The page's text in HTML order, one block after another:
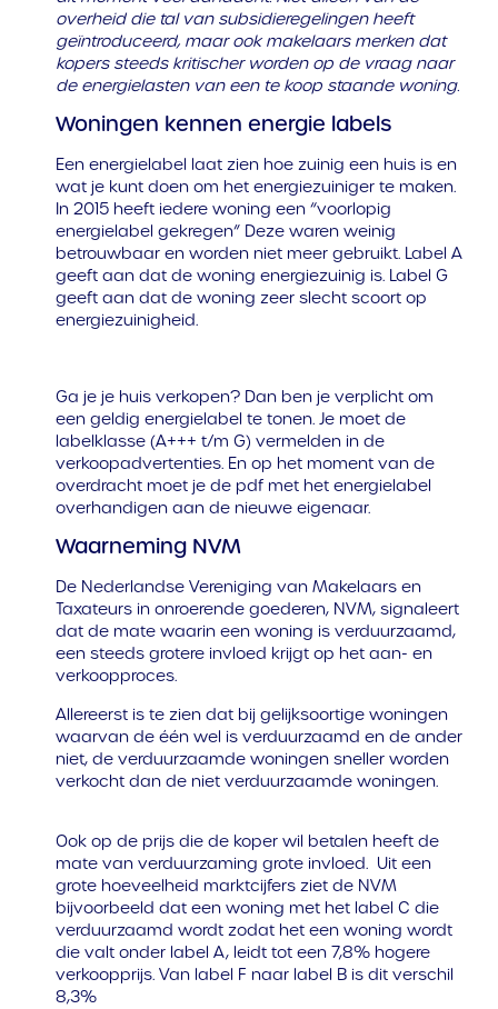
overheid die tal van subsidieregelingen heeft
geïntroduceerd, maar ook makelaars merken dat
kopers steeds kritischer worden op de vraag naar
de energielasten van een te koop staande woning.
Woningen kennen energie labels
Een energielabel laat zien hoe zuinig een huis is en
wat je kunt doen om het energiezuiniger te maken.
In 2015 heeft iedere woning een “voorlopig
energielabel gekregen” Deze waren weinig
betrouwbaar en worden niet meer gebruikt. Label A
geeft aan dat de woning energiezuinig is. Label G
geeft aan dat de woning zeer slecht scoort op
energiezuinigheid.
Ga je je huis verkopen? Dan ben je verplicht om
een geldig energielabel te tonen. Je moet de
labelklasse (A+++ t/m G) vermelden in de
verkoopadvertenties. En op het moment van de
overdracht moet je de pdf met het energielabel
overhandigen aan de nieuwe eigenaar.
Waarneming NVM
De Nederlandse Vereniging van Makelaars en
Taxateurs in onroerende goederen, NVM, signaleert
dat de mate waarin een woning is verduurzaamd,
een steeds grotere invloed krijgt op het aan- en
verkoopproces.
Allereerst is te zien dat bij gelijksoortige woningen
waarvan de één wel is verduurzaamd en de ander
niet, de verduurzaamde woningen sneller worden
verkocht dan de niet verduurzaamde woningen.
Ook op de prijs die de koper wil betalen heeft de
mate van verduurzaming grote invloed. Uit een
grote hoeveelheid marktcijfers ziet de NVM
bijvoorbeeld dat een woning met het label C die
verduurzaamd wordt zodat het een woning wordt
die valt onder label A, leidt tot een 7,8% hogere
verkoopprijs. Van label F naar label B is dit verschil
8,3%